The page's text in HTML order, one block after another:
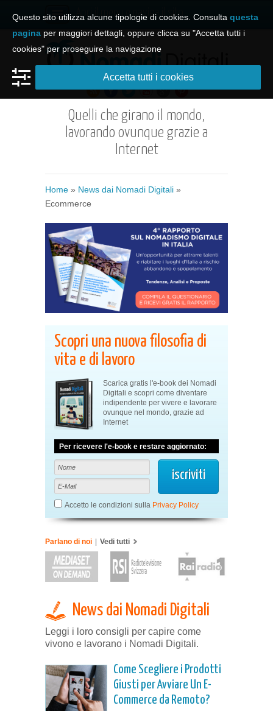
Apri il menu e naviga il sito
Quelli che girano il mondo,
lavorando ovunque grazie a
Internet
Home » News dai Nomadi Digitali »
Ecommerce
Scopri una nuova filosofia di
vita e di lavoro
Scarica gratis l'e-book dei Nomadi
Digitali e scopri come diventare
indipendente per vivere e lavorare
ovunque nel mondo, grazie ad
Internet
Per ricevere l'e-book e restare aggiornato:
Accetto le condizioni sulla Privacy Policy
Parlano di noi | Vedi tutti
News dai Nomadi Digitali
Leggi i loro consigli per capire come
vivono e lavorano i Nomadi Digitali.
Come Scegliere i Prodotti
Giusti per Avviare Un E-
Commerce da Remoto?
Questo sito utilizza alcune tipologie di cookies. Consulta questa
pagina per maggiori dettagli, oppure clicca su "Accetta tutti i
cookies" per proseguire la navigazione
Accetta tutti i cookies